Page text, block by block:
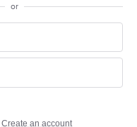
or
Create an account